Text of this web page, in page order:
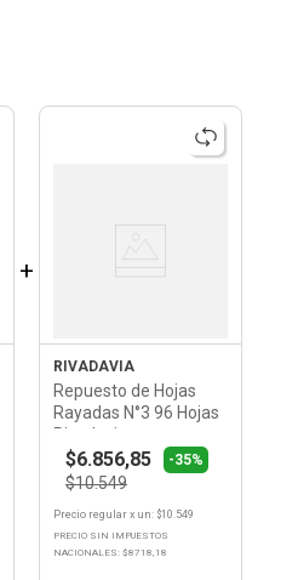
+
RIVADAVIA
Repuesto de Hojas
Rayadas N°3 96 Hojas
Rivadavia
$6.856,85 -35%
$10.549
Precio regular x un: $10.549
PRECIO SIN IMPUESTOS
NACIONALES: $8718,18